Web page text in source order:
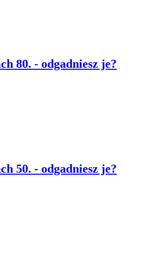
80. - odgadniesz je?
50. - odgadniesz je?